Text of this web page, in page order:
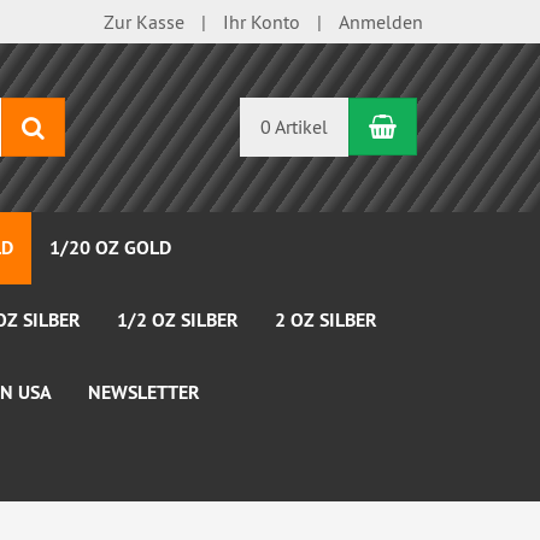
Zur Kasse Ihr Konto Anmelden
Suchen 0 Artikel Warenkorb
1/20 OZ GOLD
SILBER 1/2 OZ SILBER 2 OZ SILBER
USA NEWSLETTER